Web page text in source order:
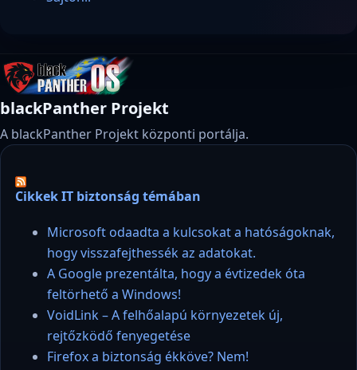
blackPanther Projekt
A blackPanther Projekt központi portálja.
Cikkek IT biztonság témában
Microsoft odaadta a kulcsokat a hatóságoknak,
hogy visszafejthessék az adatokat.
A Google prezentálta, hogy a évtizedek óta
feltörhető a Windows!
VoidLink – A felhőalapú környezetek új,
rejtőzködő fenyegetése
Firefox a biztonság ékköve? Nem!